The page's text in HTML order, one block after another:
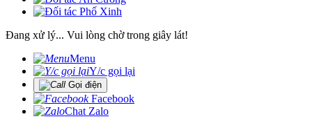
Đang xử lý... Vui lòng chờ trong giây lát!
Menu
Y/c gọi lại
Gọi điện
Facebook
Chat Zalo